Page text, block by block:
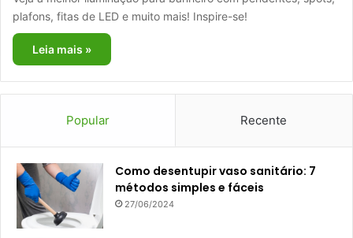
plafons, fitas de LED e muito mais! Inspire-se!
Leia mais »
Popular Recente
Como desentupir vaso sanitário: 7
métodos simples e fáceis
27/06/2024